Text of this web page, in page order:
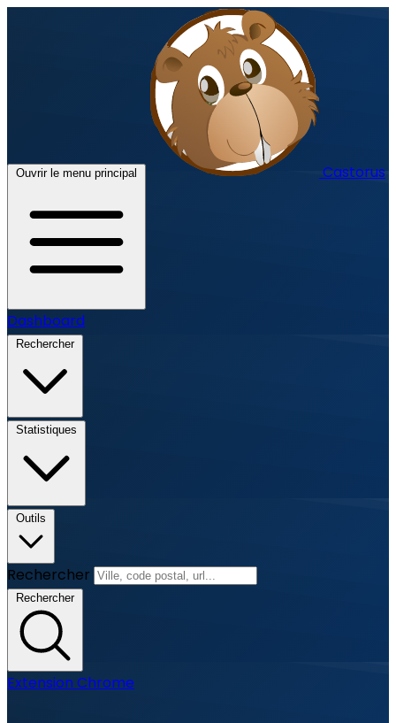
Ouvrir le menu principal Castorus
Dashboard
Rechercher
Statistiques
Outils
Rechercher
Rechercher
Extension Chrome